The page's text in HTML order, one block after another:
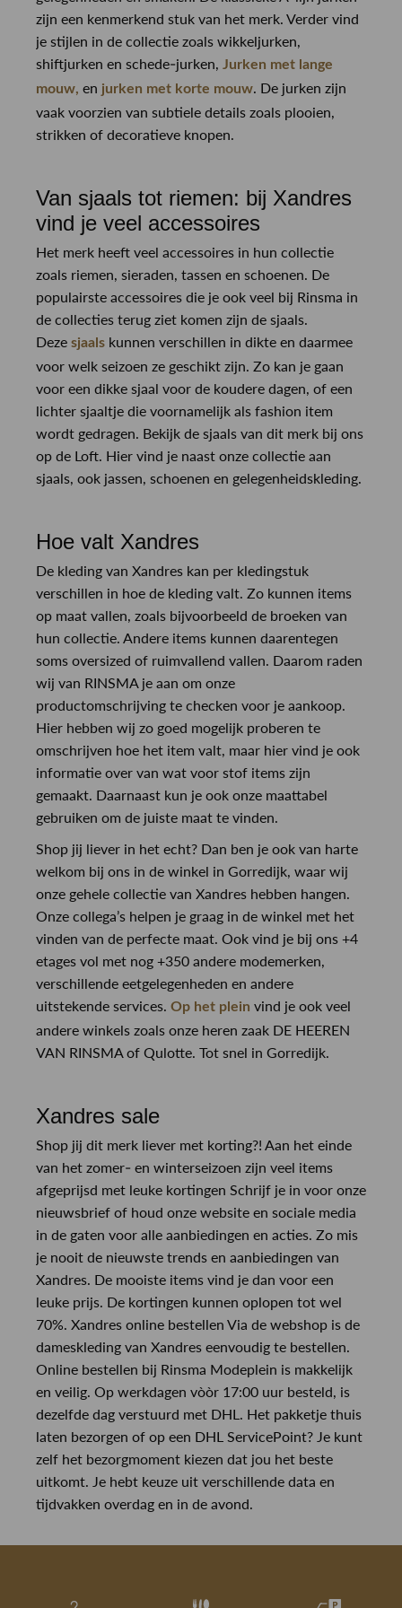
zijn een kenmerkend stuk van het merk. Verder vind
je stijlen in de collectie zoals wikkeljurken,
shiftjurken en schede-jurken, Jurken met lange
mouw, en jurken met korte mouw . De jurken zijn
vaak voorzien van subtiele details zoals plooien,
strikken of decoratieve knopen.
Van sjaals tot riemen: bij Xandres
vind je veel accessoires
Het merk heeft veel accessoires in hun collectie
zoals riemen, sieraden, tassen en schoenen. De
populairste accessoires die je ook veel bij Rinsma in
de collecties terug ziet komen zijn de sjaals.
Deze sjaals kunnen verschillen in dikte en daarmee
voor welk seizoen ze geschikt zijn. Zo kan je gaan
voor een dikke sjaal voor de koudere dagen, of een
lichter sjaaltje die voornamelijk als fashion item
wordt gedragen. Bekijk de sjaals van dit merk bij ons
op de Loft. Hier vind je naast onze collectie aan
sjaals, ook jassen, schoenen en gelegenheidskleding.
Hoe valt Xandres
De kleding van Xandres kan per kledingstuk
verschillen in hoe de kleding valt. Zo kunnen items
op maat vallen, zoals bijvoorbeeld de broeken van
hun collectie. Andere items kunnen daarentegen
soms oversized of ruimvallend vallen. Daarom raden
wij van RINSMA je aan om onze
productomschrijving te checken voor je aankoop.
Hier hebben wij zo goed mogelijk proberen te
omschrijven hoe het item valt, maar hier vind je ook
informatie over van wat voor stof items zijn
gemaakt. Daarnaast kun je ook onze maattabel
gebruiken om de juiste maat te vinden.
Shop jij liever in het echt? Dan ben je ook van harte
welkom bij ons in de winkel in Gorredijk, waar wij
onze gehele collectie van Xandres hebben hangen.
Onze collega’s helpen je graag in de winkel met het
vinden van de perfecte maat. Ook vind je bij ons +4
etages vol met nog +350 andere modemerken,
verschillende eetgelegenheden en andere
uitstekende services. Op het plein vind je ook veel
andere winkels zoals onze heren zaak DE HEEREN
VAN RINSMA of Qulotte. Tot snel in Gorredijk.
Xandres sale
Shop jij dit merk liever met korting?! Aan het einde
van het zomer- en winterseizoen zijn veel items
afgeprijsd met leuke kortingen Schrijf je in voor onze
nieuwsbrief of houd onze website en sociale media
in de gaten voor alle aanbiedingen en acties. Zo mis
je nooit de nieuwste trends en aanbiedingen van
Xandres. De mooiste items vind je dan voor een
leuke prijs. De kortingen kunnen oplopen tot wel
70%. Xandres online bestellen Via de webshop is de
dameskleding van Xandres eenvoudig te bestellen.
Online bestellen bij Rinsma Modeplein is makkelijk
en veilig. Op werkdagen vòòr 17:00 uur besteld, is
dezelfde dag verstuurd met DHL. Het pakketje thuis
laten bezorgen of op een DHL ServicePoint? Je kunt
zelf het bezorgmoment kiezen dat jou het beste
uitkomt. Je hebt keuze uit verschillende data en
tijdvakken overdag en in de avond.